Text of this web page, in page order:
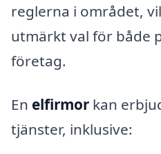
reglerna i området,
utmärkt val för både
företag.
En elfirmor kan
tjänster, inklusive: